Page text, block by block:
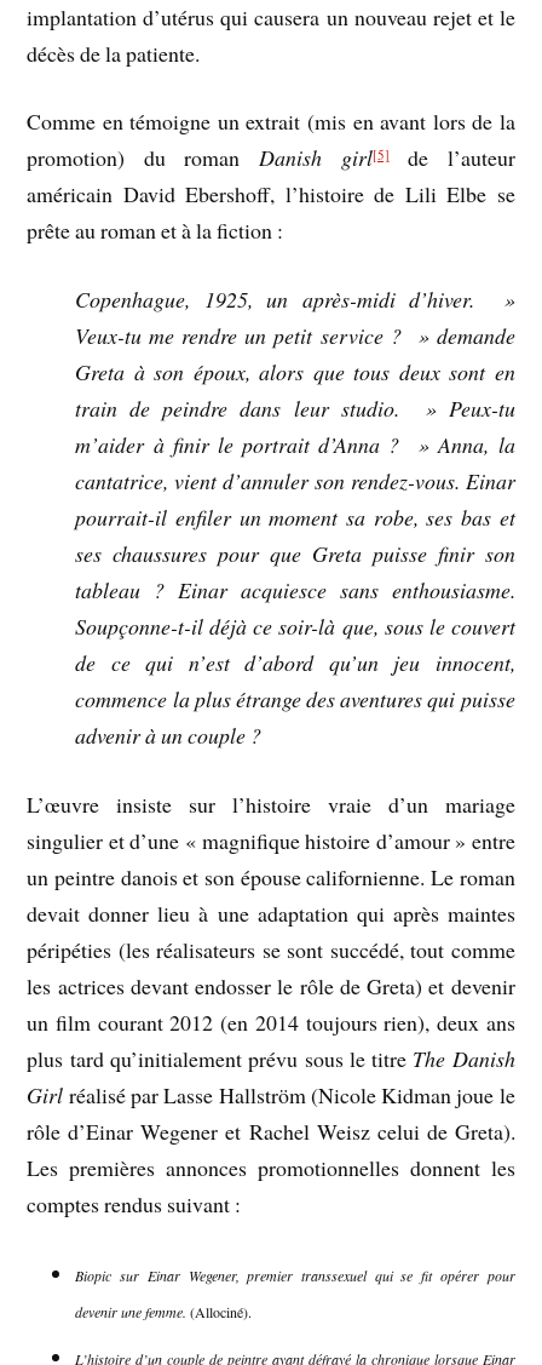
implantation d’utérus qui causera un nouveau rejet et le
décès de la patiente.
Comme en témoigne un extrait (mis en avant lors de la
promotion) du roman Danish girl[5]de l’auteur
américain David Ebershoff, l’histoire de Lili Elbe se
prête au roman et à la fiction :
Copenhague, 1925, un après-midi d’hiver. »
Veux-tu me rendre un petit service ? » demande
Greta à son époux, alors que tous deux sont en
train de peindre dans leur studio. » Peux-tu
m’aider à finir le portrait d’Anna ? » Anna, la
cantatrice, vient d’annuler son rendez-vous. Einar
pourrait-il enfiler un moment sa robe, ses bas et
ses chaussures pour que Greta puisse finir son
tableau ? Einar acquiesce sans enthousiasme.
Soupçonne-t-il déjà ce soir-là que, sous le couvert
de ce qui n’est d’abord qu’un jeu innocent,
commence la plus étrange des aventures qui puisse
advenir à un couple ?
L’œuvre insiste sur l’histoire vraie d’un mariage
singulier et d’une « magnifique histoire d’amour » entre
un peintre danois et son épouse californienne. Le roman
devait donner lieu à une adaptation qui après maintes
péripéties (les réalisateurs se sont succédé, tout comme
les actrices devant endosser le rôle de Greta) et devenir
un film courant 2012 (en 2014 toujours rien), deux ans
plus tard qu’initialement prévu sous le titre The Danish
Girl réalisé par Lasse Hallström (Nicole Kidman joue le
rôle d’Einar Wegener et Rachel Weisz celui de Greta).
Les premières annonces promotionnelles donnent les
comptes rendus suivant :
Biopic sur Einar Wegener, premier transsexuel qui se fit opérer pour
devenir une femme. (Allociné).
L’histoire d’un couple de peintre ayant défrayé la chronique lorsque Einar